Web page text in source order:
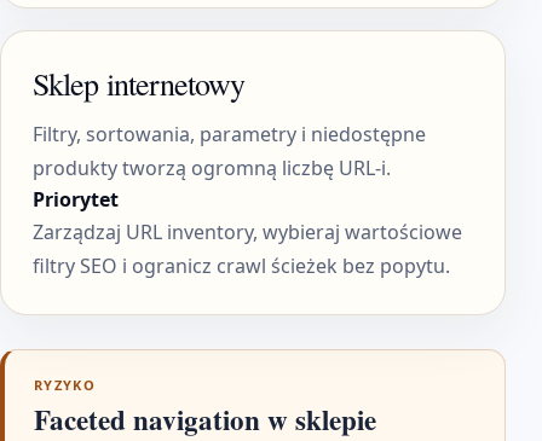
Sklep internetowy
Filtry, sortowania, parametry i niedostępne
produkty tworzą ogromną liczbę URL-i.
Priorytet
Zarządzaj URL inventory, wybieraj wartościowe
filtry SEO i ogranicz crawl ścieżek bez popytu.
RYZYKO
Faceted navigation w sklepie